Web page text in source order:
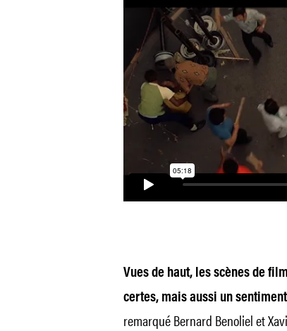
Vues de haut, les scènes de
certes, mais aussi un
remarqué Bernard Benoliel et